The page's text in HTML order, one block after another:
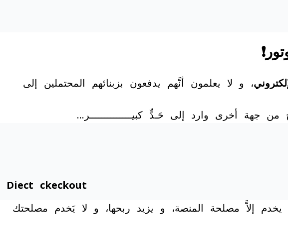
، و لا يعلمون أنَّهم يدفعون بزبنائهم المحتملين إلى
أخرى وارد إلى حَـدٍّ كبيــــــــــــــر…
Diect ckeckout
يخدم إلاَّ مصلحة المنصة، و يزيد ربحها، و لا يَخدم مصلحتك